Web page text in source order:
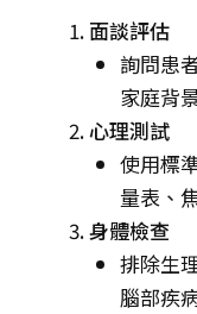
面談評估
詢問患
家庭背
心理測試
使用標
量表、
身體檢查
排除生
腦部疾